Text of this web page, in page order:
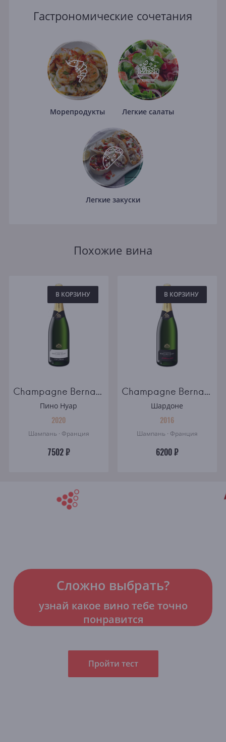
Гастрономические сочетания
Морепродукты Легкие салаты
Легкие закуски
Похожие вина
В КОРЗИНУ
Champagne Bernard Remy Carte Blanche brut
Пино Нуар
2020
Шампань · Франция
7502 ₽
В КОРЗИНУ
Champagne Bernard Remy Millesime brut
Шардоне
2016
Шампань · Франция
6200 ₽
Сложно выбрать?
узнай какое вино тебе точно
понравится
Пройти тест